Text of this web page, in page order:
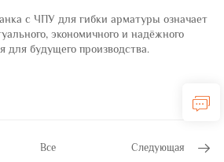
с ЧПУ для гибки арматуры означает
экономичного и надёжного
для будущего производства.
Все Следующая